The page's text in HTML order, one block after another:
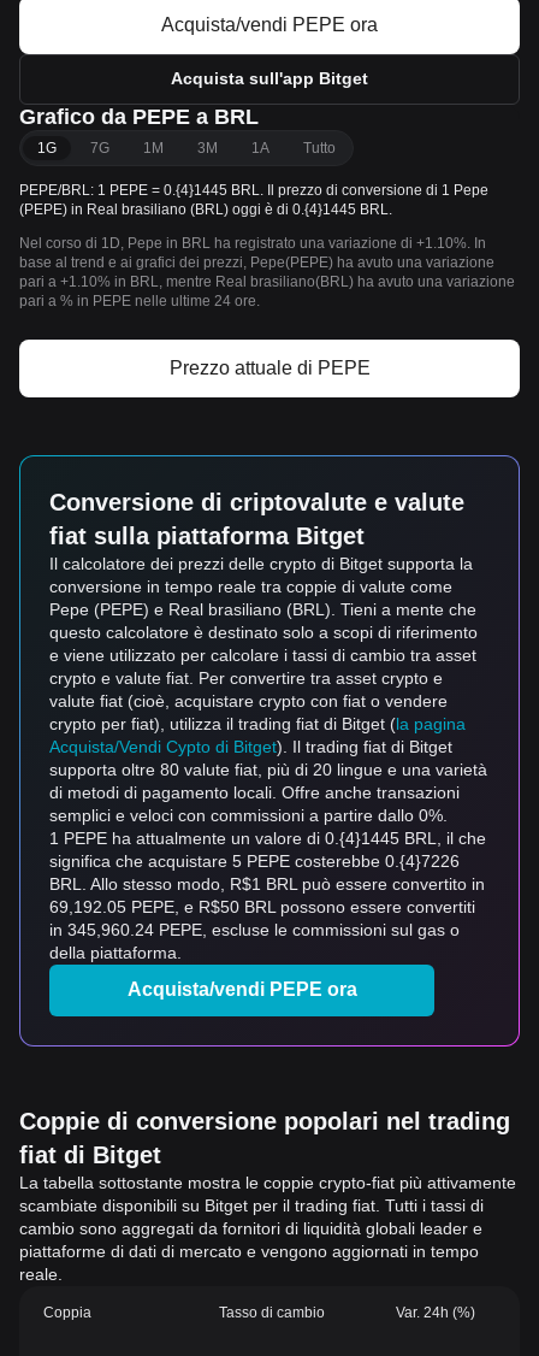
Acquista/vendi PEPE ora
Acquista sull'app Bitget
Grafico da PEPE a BRL
1G 7G 1M 3M 1A Tutto
PEPE/BRL: 1 PEPE = 0.{4}1445 BRL. Il prezzo di conversione di 1 Pepe
(PEPE) in Real brasiliano (BRL) oggi è di 0.{4}1445 BRL.
Nel corso di 1D, Pepe in BRL ha registrato una variazione di +1.10%. In
base al trend e ai grafici dei prezzi, Pepe(PEPE) ha avuto una variazione
pari a +1.10% in BRL, mentre Real brasiliano(BRL) ha avuto una variazione
pari a % in PEPE nelle ultime 24 ore.
Prezzo attuale di PEPE
Conversione di criptovalute e valute
fiat sulla piattaforma Bitget
Il calcolatore dei prezzi delle crypto di Bitget supporta la
conversione in tempo reale tra coppie di valute come
Pepe (PEPE) e Real brasiliano (BRL). Tieni a mente che
questo calcolatore è destinato solo a scopi di riferimento
e viene utilizzato per calcolare i tassi di cambio tra asset
crypto e valute fiat. Per convertire tra asset crypto e
valute fiat (cioè, acquistare crypto con fiat o vendere
crypto per fiat), utilizza il trading fiat di Bitget (la pagina
Acquista/Vendi Cypto di Bitget). Il trading fiat di Bitget
supporta oltre 80 valute fiat, più di 20 lingue e una varietà
di metodi di pagamento locali. Offre anche transazioni
semplici e veloci con commissioni a partire dallo 0%.
1 PEPE ha attualmente un valore di 0.{4}1445 BRL, il che
significa che acquistare 5 PEPE costerebbe 0.{4}7226
BRL. Allo stesso modo, R$1 BRL può essere convertito in
69,192.05 PEPE, e R$50 BRL possono essere convertiti
in 345,960.24 PEPE, escluse le commissioni sul gas o
della piattaforma.
Acquista/vendi PEPE ora
Coppie di conversione popolari nel trading
fiat di Bitget
La tabella sottostante mostra le coppie crypto-fiat più attivamente
scambiate disponibili su Bitget per il trading fiat. Tutti i tassi di
cambio sono aggregati da fornitori di liquidità globali leader e
piattaforme di dati di mercato e vengono aggiornati in tempo
reale.
Coppia Tasso di cambio Var. 24h (%)